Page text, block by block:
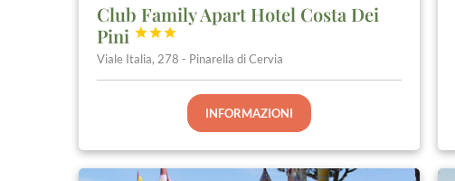
Club Family Apart Hotel Costa Dei
Pini



Viale Italia, 278 - Pinarella di Cervia
INFORMAZIONI